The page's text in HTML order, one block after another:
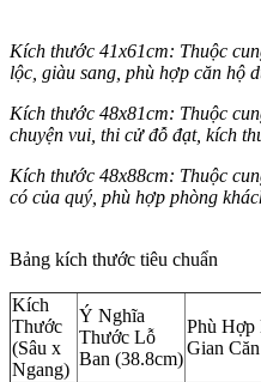
Kích thước 41x61cm: Thuộc
lộc, giàu sang, phù hợp căn hộ
Kích thước 48x81cm: Thuộc
chuyện vui, thi cử đỗ đạt, kích
Kích thước 48x88cm: Thuộc
có của quý, phù hợp phòng
Bảng kích thước tiêu chuẩn
Kích
Thước
(Sâu x
Ngang)
Ý Nghĩa
Thước Lỗ
Ban (38.8cm)
Phù Hợp
Gian